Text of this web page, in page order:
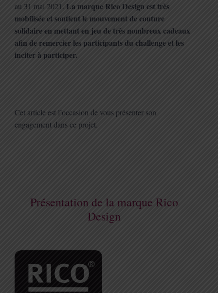
au 31 mai 2021. La marque Rico Design est très
mobilisée et soutient le mouvement de couture
solidaire en mettant en jeu de très nombreux cadeaux
afin de remercier les participants du challenge et les
inciter à participer.
Cet article est l’occasion de vous présenter son
engagement dans ce projet.
Présentation de la marque Rico
Design